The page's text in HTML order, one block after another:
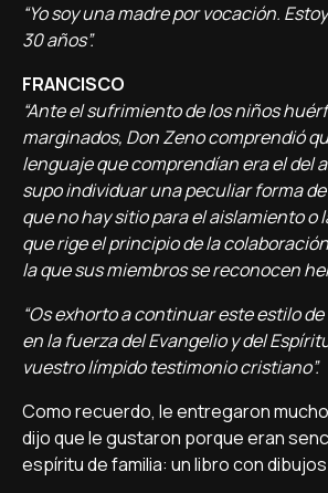
“Yo soy una madre por vocación.
30 años”.
FRANCISCO
“Ante el sufrimiento de los niños
marginados, Don Zeno comprendió
lenguaje que comprendían era el del
supo individuar una peculiar forma
que no hay sitio para el aislamiento o
que rige el principio de la
la que sus miembros se reconocen
“Os exhorto a continuar este estilo
en la fuerza del Evangelio y del
vuestro límpido testimonio cristiano”.
Como recuerdo, le entregaron
dijo que le gustaron porque eran
espíritu de familia: un libro con